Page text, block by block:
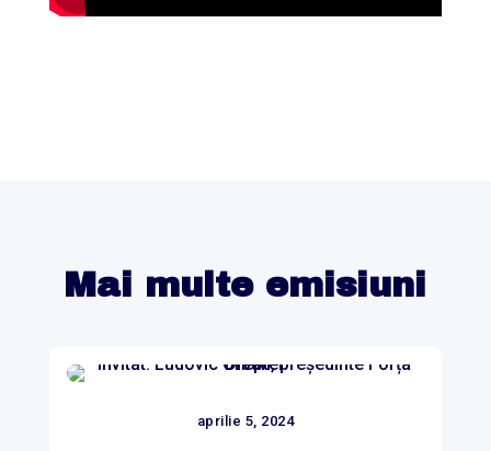
Mai multe emisiuni
aprilie 5, 2024